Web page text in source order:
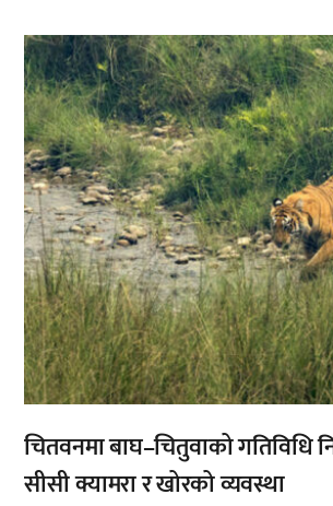
,
चितवनमा बाघ–चितुवाको गतिविधि
सीसी क्यामरा र खोरको व्यवस्था